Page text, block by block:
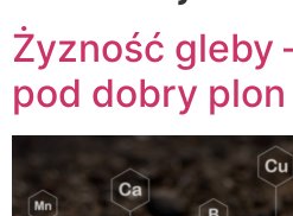
Żyzność gleby
pod dobry plon